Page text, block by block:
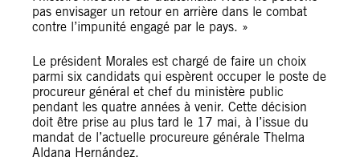
pas envisager un retour en arrière dans le combat
contre l’impunité engagé par le pays. »
Le président Morales est chargé de faire un choix
parmi six candidats qui espèrent occuper le poste de
procureur général et chef du ministère public
pendant les quatre années à venir. Cette décision
doit être prise au plus tard le 17 mai, à l’issue du
mandat de l’actuelle procureure générale Thelma
Aldana Hernández.